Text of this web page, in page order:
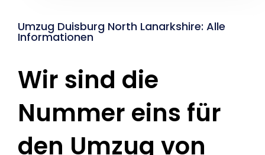
Umzug Duisburg North Lanarkshire: Alle
Informationen
Wir sind die
Nummer eins für
den Umzug von